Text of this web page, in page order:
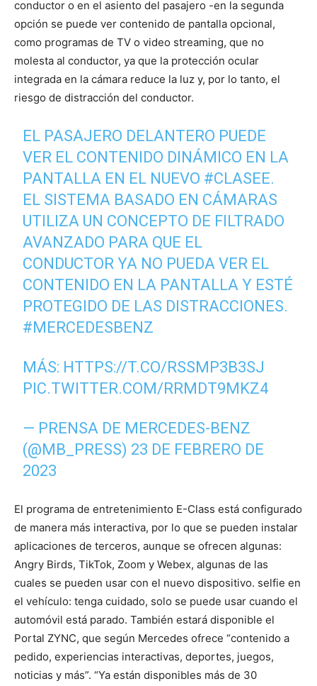
conductor o en el asiento del pasajero -en la segunda
opción se puede ver contenido de pantalla opcional,
como programas de TV o video streaming, que no
molesta al conductor, ya que la protección ocular
integrada en la cámara reduce la luz y, por lo tanto, el
riesgo de distracción del conductor.
EL PASAJERO DELANTERO PUEDE
VER EL CONTENIDO DINÁMICO EN LA
PANTALLA EN EL NUEVO #CLASEE.
EL SISTEMA BASADO EN CÁMARAS
UTILIZA UN CONCEPTO DE FILTRADO
AVANZADO PARA QUE EL
CONDUCTOR YA NO PUEDA VER EL
CONTENIDO EN LA PANTALLA Y ESTÉ
PROTEGIDO DE LAS DISTRACCIONES.
#MERCEDESBENZ
MÁS: HTTPS://T.CO/RSSMP3B3SJ
PIC.TWITTER.COM/RRMDT9MKZ4
— PRENSA DE MERCEDES-BENZ
(@MB_PRESS) 23 DE FEBRERO DE
2023
El programa de entretenimiento E-Class está configurado
de manera más interactiva, por lo que se pueden instalar
aplicaciones de terceros, aunque se ofrecen algunas:
Angry Birds, TikTok, Zoom y Webex, algunas de las
cuales se pueden usar con el nuevo dispositivo. selfie en
el vehículo: tenga cuidado, solo se puede usar cuando el
automóvil está parado. También estará disponible el
Portal ZYNC, que según Mercedes ofrece “contenido a
pedido, experiencias interactivas, deportes, juegos,
noticias y más”. “Ya están disponibles más de 30